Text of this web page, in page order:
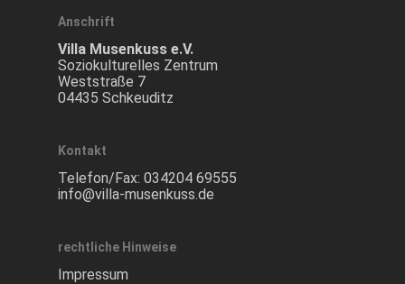
Anschrift
Villa Musenkuss e.V.
Soziokulturelles Zentrum
Weststraße 7
04435 Schkeuditz
Kontakt
Telefon/Fax: 034204 69555
info@villa-musenkuss.de
rechtliche Hinweise
Impressum